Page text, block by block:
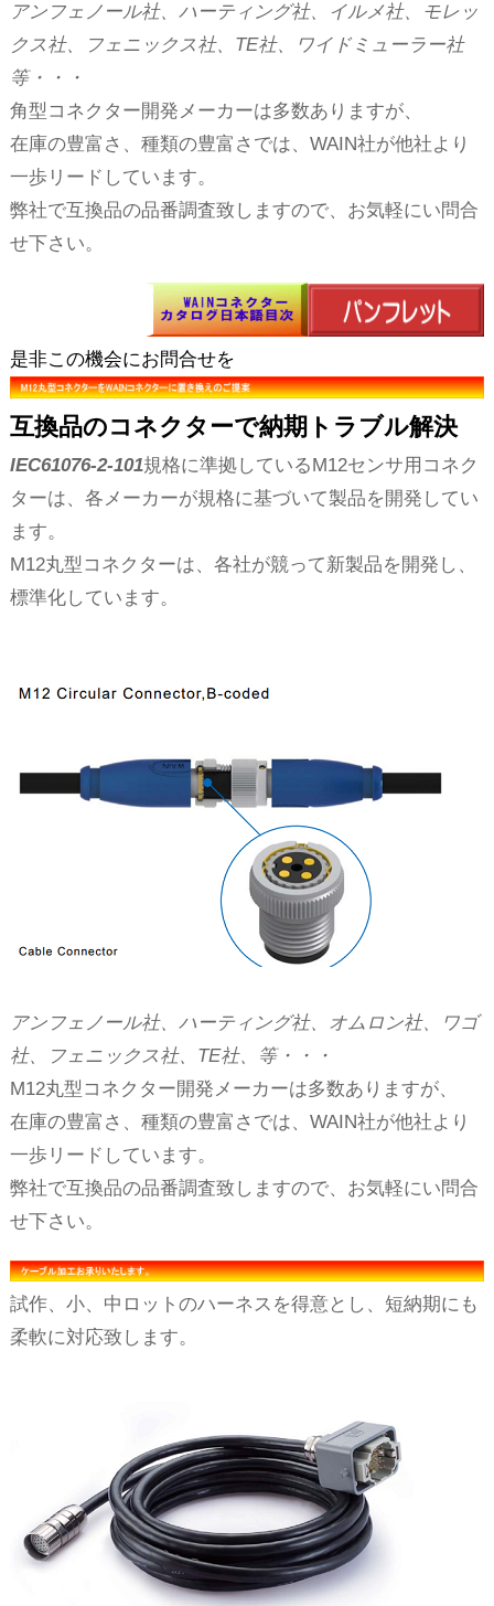
アンフェノール社、ハーティング社、イルメ社、モレッ
クス社、フェニックス社、TE社、ワイドミューラー社
等・・・
角型コネクター開発メーカーは多数ありますが、
在庫の豊富さ、種類の豊富さでは、WAIN社が他社より
一歩リードしています。
弊社で互換品の品番調査致しますので、お気軽にい問合
せ下さい。
是非この機会にお問合せを
互換品のコネクターで納期トラブル解決
IEC61076-2-101規格に準拠しているM12センサ用コネク
ターは、各メーカーが規格に基づいて製品を開発してい
ます。
M12丸型コネクターは、各社が競って新製品を開発し、
標準化しています。
アンフェノール社、ハーティング社、オムロン社、ワゴ
社、フェニックス社、TE社、等・・・
M12丸型コネクター開発メーカーは多数ありますが、
在庫の豊富さ、種類の豊富さでは、WAIN社が他社より
一歩リードしています。
弊社で互換品の品番調査致しますので、お気軽にい問合
せ下さい。
試作、小、中ロットのハーネスを得意とし、短納期にも
柔軟に対応致します。